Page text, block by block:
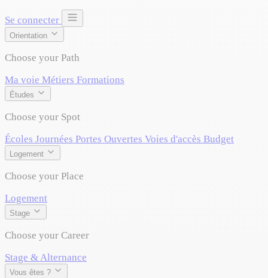
Se connecter
Orientation
Choose your Path
Ma voie Métiers Formations
Études
Choose your Spot
Écoles Journées Portes Ouvertes Voies d'accès Budget
Logement
Choose your Place
Logement
Stage
Choose your Career
Stage & Alternance
Vous êtes ?